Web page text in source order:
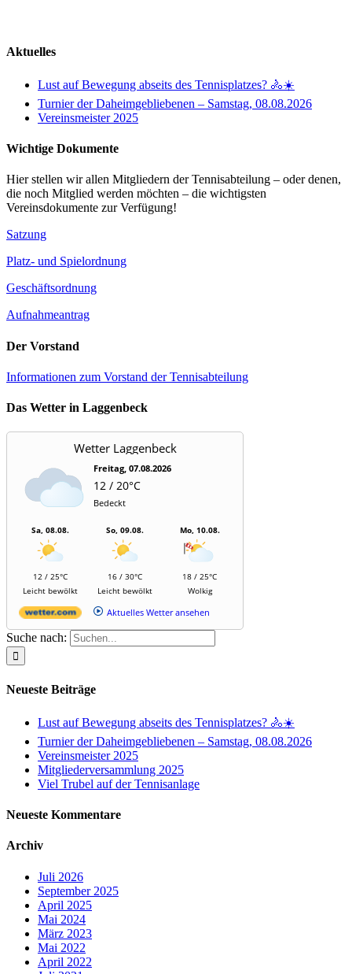
Aktuelles
Lust auf Bewegung abseits des Tennisplatzes? 🚴☀️
Turnier der Daheimgebliebenen – Samstag, 08.08.2026
Vereinsmeister 2025
Wichtige Dokumente
Hier stellen wir allen Mitgliedern der Tennisabteilung – oder denen,
die noch Mitglied werden möchten – die wichtigsten
Vereinsdokumente zur Verfügung!
Satzung
Platz- und Spielordnung
Geschäftsordnung
Aufnahmeantrag
Der Vorstand
Informationen zum Vorstand der Tennisabteilung
Das Wetter in Laggenbeck
Wetter Laggenbeck
Freitag, 07.08.2026
12 / 20°C
Bedeckt
Sa, 08.08.
12 / 25°C
Leicht bewölkt
So, 09.08.
16 / 30°C
Leicht bewölkt
Mo, 10.08.
18 / 25°C
Wolkig
Aktuelles Wetter ansehen
Suche nach:
Neueste Beiträge
Lust auf Bewegung abseits des Tennisplatzes? 🚴☀️
Turnier der Daheimgebliebenen – Samstag, 08.08.2026
Vereinsmeister 2025
Mitgliederversammlung 2025
Viel Trubel auf der Tennisanlage
Neueste Kommentare
Archiv
Juli 2026
September 2025
April 2025
Mai 2024
März 2023
Mai 2022
April 2022